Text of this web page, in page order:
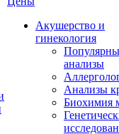
Акушерство и
гинекология
анализы
Анализы
Биохимия